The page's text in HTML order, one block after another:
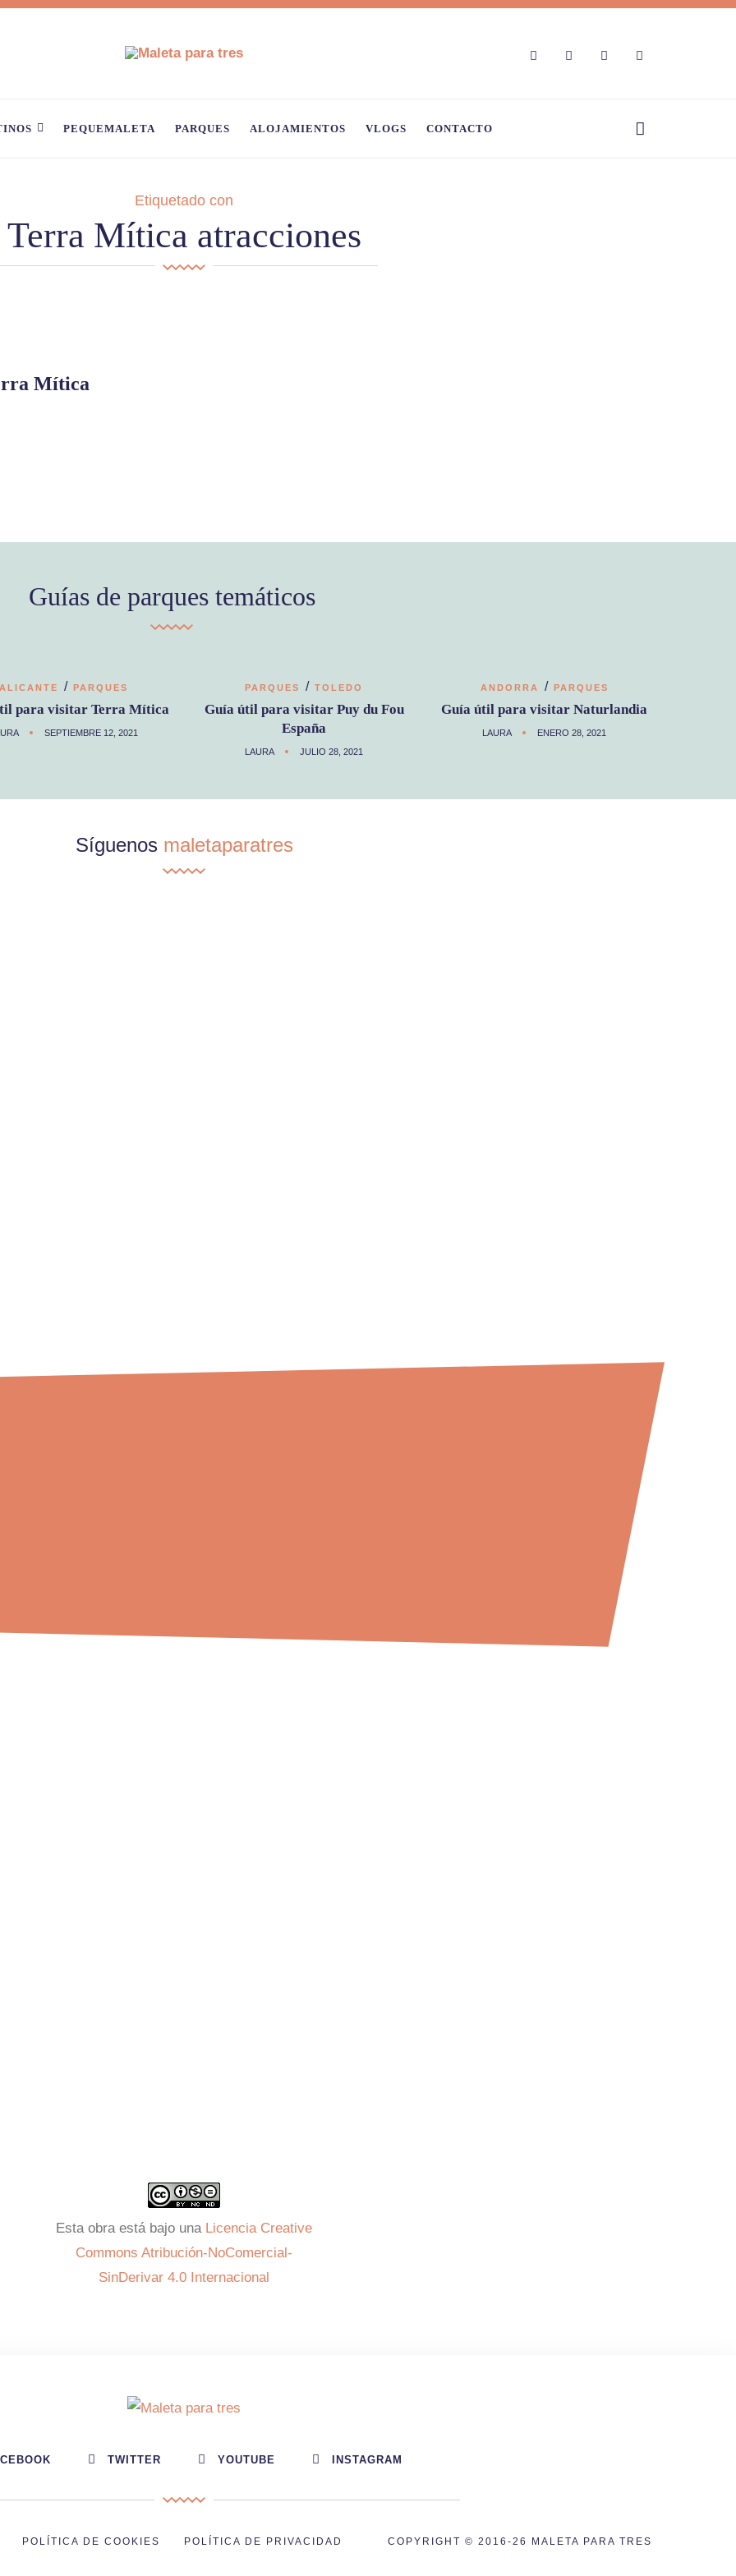
PEQUEMALETA PARQUES ALOJAMIENTOS VLOGS CONTACTO
Etiquetado con
Terra Mítica atracciones
Mítica
Guías de parques temáticos
ALICANTE / PARQUES
para visitar Terra Mítica
SEPTIEMBRE 12, 2021
PARQUES / TOLEDO
Guía útil para visitar Puy du Fou
España
LAURA JULIO 28, 2021
ANDORRA / PARQUES
Guía útil para visitar Naturlandia
LAURA ENERO 28, 2021
Síguenos maletaparatres
Esta obra está bajo una Licencia Creative
Commons Atribución-NoComercial-
SinDerivar 4.0 Internacional
TWITTER YOUTUBE INSTAGRAM
POLÍTICA DE COOKIES POLÍTICA DE PRIVACIDAD COPYRIGHT © 2016-26 MALETA PARA TRES